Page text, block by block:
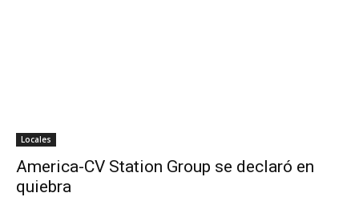
Locales
America-CV Station Group se declaró en
quiebra